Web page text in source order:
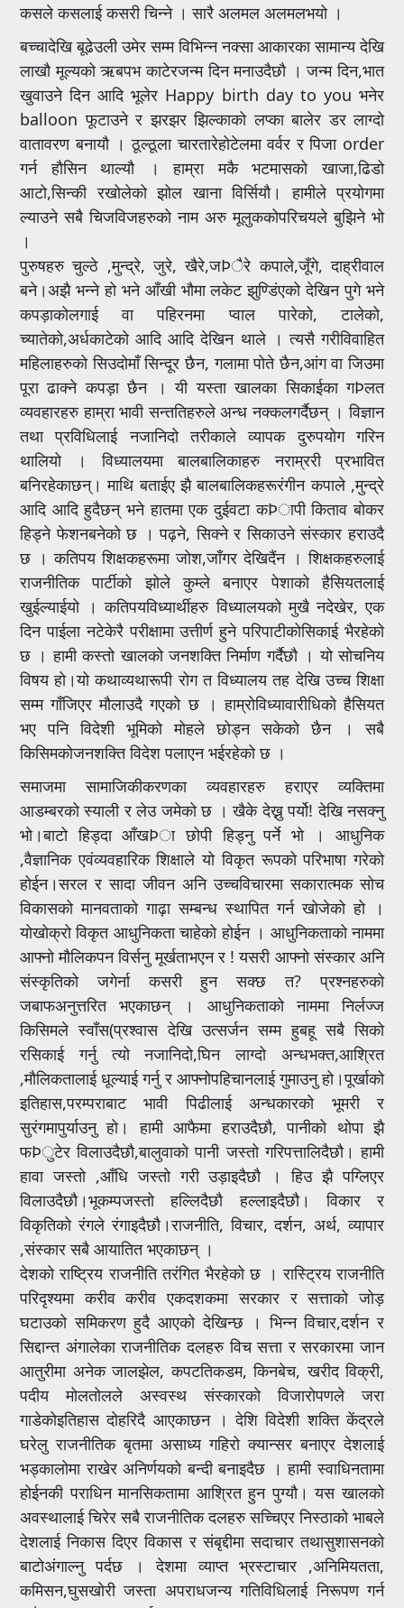
कसले कसलाई कसरी चिन्ने । सारै अलमल अलमलभयो ।
बच्चादेखि बूढेउली उमेर सम्म विभिन्न नक्सा आकारका सामान्य देखि
लाखौ मूल्यको ऋबपभ काटेरजन्म दिन मनाउदैछौ । जन्म दिन,भात
खुवाउने दिन आदि भूलेर Happy birth day to you भनेर
balloon फूटाउने र झरझर झिल्काको लप्का बालेर डर लाग्दो
वातावरण बनायौ । ठूल्ठूला चारतारेहोटेलमा वर्वर र पिजा order
गर्न हौसिन थाल्यौ । हाम्रा मकै भटमासको खाजा,ढिडो
आटो,सिन्की रखोलेको झोल खाना विर्सियौ। हामीले प्रयोगमा
ल्याउने सबै चिजविजहरुको नाम अरु मूलुककोपरिचयले बुझिने भो
।
पुरुषहरु चुल्ठे ,मुन्द्रे, जुरे, खैरे,जÞैरे कपाले,जूँगे, दाह्रीवाल
बने।अझै भन्ने हो भने आँखी भौमा लकेट झुण्डिंएको देखिन पुगे भने
कपड़ाकोलगाई वा पहिरनमा प्वाल पारेको, टालेको,
च्यातेको,अर्धकाटेको आदि आदि देखिन थाले । त्यसै गरीविवाहित
महिलाहरुको सिउदोमाँ सिन्दूर छैन, गलामा पोते छैन,आंग वा जिउमा
पूरा ढाक्ने कपड़ा छैन । यी यस्ता खालका सिकाईका गÞलत
व्यवहारहरु हाम्रा भावी सन्ततिहरुले अन्ध नक्कलगर्दैछन् । विज्ञान
तथा प्रविधिलाई नजानिदो तरीकाले व्यापक दुरुपयोग गरिन
थालियो । विध्यालयमा बालबालिकाहरु नराम्ररी प्रभावित
बनिरहेकाछन्। माथि बताईए झै बालबालिकहरूरंगीन कपाले ,मुन्द्रे
आदि आदि हुदैछन् भने हातमा एक दुईवटा कÞापी किताव बोकर
हिड्ने फेशनबनेको छ । पढ़ने, सिक्ने र सिकाउने संस्कार हराउदै
छ । कतिपय शिक्षकहरूमा जोश,जाँगर देखिदैंन । शिक्षकहरुलाई
राजनीतिक पार्टीको झोले कुम्ले बनाएर पेशाको हैसियतलाई
खुईल्याईयो । कतिपयविध्यार्थीहरु विध्यालयको मुखै नदेखेर, एक
दिन पाईला नटेकेरै परीक्षामा उत्तीर्ण हुने परिपाटीकोसिकाई भैरहेको
छ । हामी कस्तो खालको जनशक्ति निर्माण गर्दैछौ । यो सोचनिय
विषय हो।यो कथाव्यथारूपी रोग त विध्यालय तह देखि उच्च शिक्षा
सम्म गाँजिएर मौलाउदै गएको छ । हाम्रोविध्यावारीधिको हैसियत
भए पनि विदेशी भूमिको मोहले छोड्न सकेको छैन । सबै
किसिमकोजनशक्ति विदेश पलाएन भईरहेको छ ।
समाजमा सामाजिकीकरणका व्यवहारहरु हराएर व्यक्तिमा
आडम्बरको स्याली र लेउ जमेको छ । खैके देख्नु पर्यो! देखि नसक्नु
भो।बाटो हिड्दा आँखÞा छोपी हिड्नु पर्ने भो । आधुनिक
,वैज्ञानिक एवंव्यवहारिक शिक्षाले यो विकृत रूपको परिभाषा गरेको
होईन।सरल र सादा जीवन अनि उच्चविचारमा सकारात्मक सोच
विकासको मानवताको गाढ़ा सम्बन्ध स्थापित गर्न खोजेको हो ।
योखोक्रो विकृत आधुनिकता चाहेको होईन । आधुनिकताको नाममा
आफ्नो मौलिकपन विर्सनु मूर्खताभएन र ! यसरी आफ्नो संस्कार अनि
संस्कृतिको जगेर्ना कसरी हुन सक्छ त? प्रश्नहरुको
जबाफअनुत्तरित भएकाछन् । आधुनिकताको नाममा निर्लज्ज
किसिमले स्वाँस(प्रश्वास देखि उत्सर्जन सम्म हुबहू सबै सिको
रसिकाई गर्नु त्यो नजानिदो,घिन लाग्दो अन्धभक्त,आश्रित
,मौलिकतालाई धूल्याई गर्नु र आफ्नोपहिचानलाई गुमाउनु हो।पूर्खाको
इतिहास,परम्पराबाट भावी पिढीलाई अन्धकारको भूमरी र
सुरंगमापुर्याउनु हो। हामी आफैमा हराउदैछौ, पानीको थोपा झै
फÞुटेर विलाउदैछौ,बालुवाको पानी जस्तो गरिपत्तालिदैछौ। हामी
हावा जस्तो ,आँधि जस्तो गरी उड़ाइदैछौ । हिउ झै पग्लिएर
विलाउदैछौ।भूकम्पजस्तो हल्लिदैछौ हल्लाइदैछौ। विकार र
विकृतिको रंगले रंगाइदैछौ।राजनीति, विचार, दर्शन, अर्थ, व्यापार
,संस्कार सबै आयातित भएकाछन् ।
देशको राष्ट्रिय राजनीति तरंगित भैरहेको छ । रास्ट्रिय राजनीति
परिदृश्यमा करीव करीव एकदशकमा सरकार र सत्ताको जोड़
घटाउको समिकरण हुदै आएको देखिन्छ । भिन्न विचार,दर्शन र
सिद्दान्त अंगालेका राजनीतिक दलहरु विच सत्ता र सरकारमा जान
आतुरीमा अनेक जालझेल, कपटतिकडम, किनबेच, खरीद विक्री,
पदीय मोलतोलले अस्वस्थ संस्कारको विजारोपणले जरा
गाडेकोइतिहास दोहरिदै आएकाछन । देशि विदेशी शक्ति केंद्रले
घरेलु राजनीतिक बृतमा असाध्य गहिरो क्यान्सर बनाएर देशलाई
भड्कालोमा राखेर अनिर्णयको बन्दी बनाइदैछ । हामी स्वाधिनतामा
होईनकी पराधिन मानसिकतामा आश्रित हुन पुग्यौ। यस खालको
अवस्थालाई चिरेर सबै राजनीतिक दलहरु सच्चिएर निस्ठाको भाबले
देशलाई निकास दिएर विकास र संबृद्दीमा सदाचार तथासुशासनको
बाटोअंगाल्नु पर्दछ । देशमा व्याप्त भ्रस्टाचार ,अनिमियतता,
कमिसन,घुसखोरी जस्ता अपराधजन्य गतिविधिलाई निरूपण गर्न